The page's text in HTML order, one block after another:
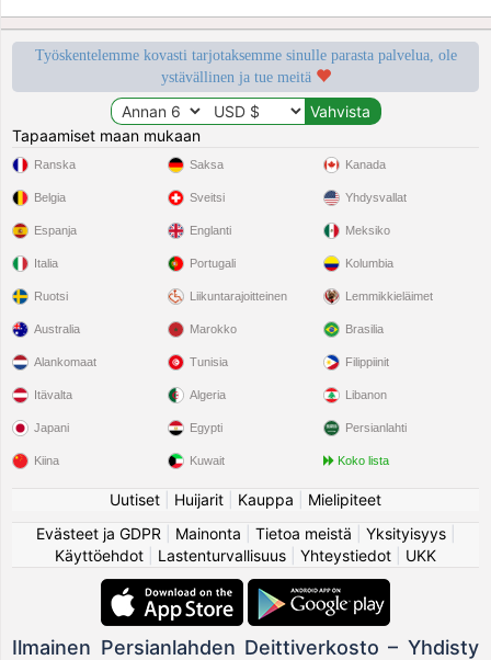
Työskentelemme kovasti tarjotaksemme sinulle parasta palvelua, ole
ystävällinen ja tue meitä
Tapaamiset maan mukaan
Ranska
Belgia
Espanja
Italia
Ruotsi
Saksa
Sveitsi
Englanti
Portugali
Liikuntarajoitteinen
Kanada
Yhdysvallat
Meksiko
Kolumbia
Lemmikkieläimet
Australia
Alankomaat
Itävalta
Japani
Kiina
Marokko
Tunisia
Algeria
Egypti
Kuwait
Brasilia
Filippiinit
Libanon
Persianlahti
Koko lista
Uutiset Huijarit Kauppa
Mielipiteet
Evästeet ja GDPR
Mainonta Tietoa meistä Yksityisyys|
Käyttöehdot
Lastenturvallisuus Yhteystiedot UKK
Ilmainen Persianlahden Deittiverkosto – Yhdisty